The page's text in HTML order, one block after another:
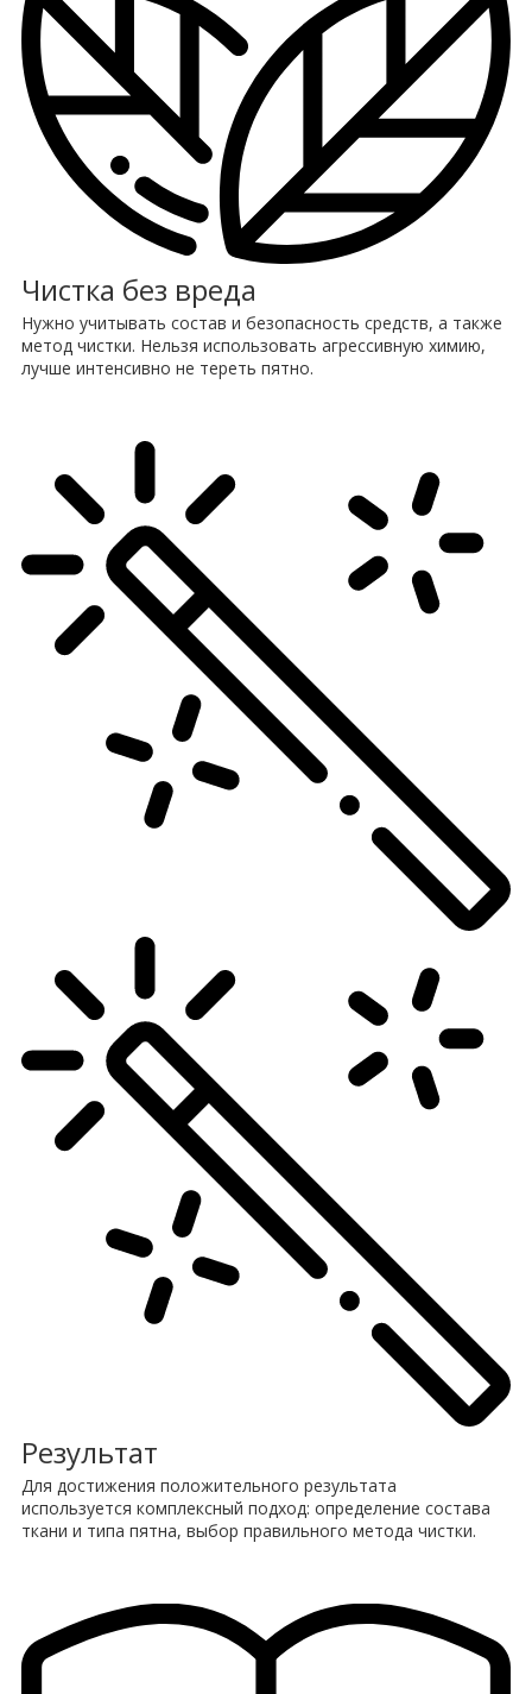
Чистка без вреда
Нужно учитывать состав и безопасность средств, а также
метод чистки. Нельзя использовать агрессивную химию,
лучше интенсивно не тереть пятно.
Результат
Для достижения положительного результата
используется комплексный подход: определение состава
ткани и типа пятна, выбор правильного метода чистки.